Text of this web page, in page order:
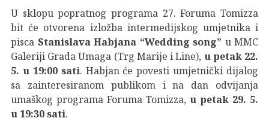
U sklopu popratnog programa 27. Foruma Tomizza
bit će otvorena izložba intermedijskog umjetnika i
pisca Stanislava Habjana “Wedding song” u MMC
Galeriji Grada Umaga (Trg Marije i Line), u petak 22.
5. u 19:00 sati. Habjan će povesti umjetnički dijalog
sa zainteresiranom publikom i na dan odvijanja
umaškog programa Foruma Tomizza, u petak 29. 5.
u 19:30 sati.